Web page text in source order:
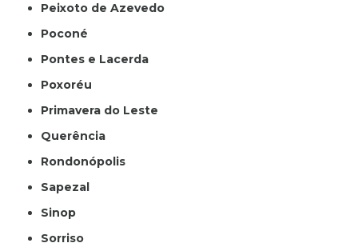
Peixoto de Azevedo
Poconé
Pontes e Lacerda
Poxoréu
Primavera do Leste
Querência
Rondonópolis
Sapezal
Sinop
Sorriso